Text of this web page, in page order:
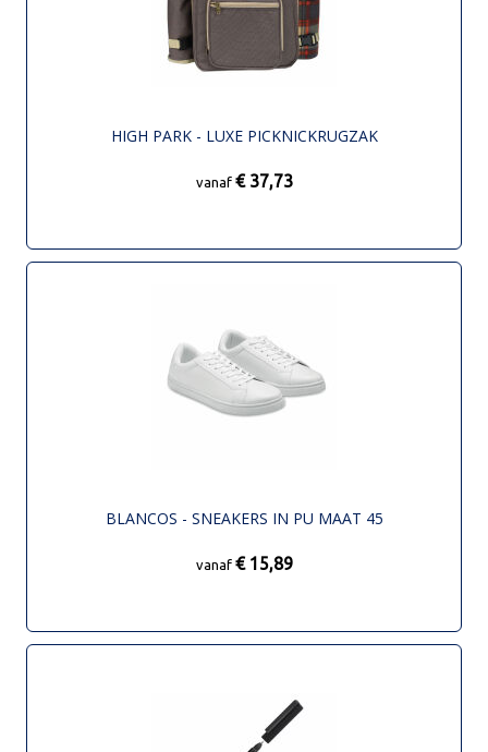
HIGH PARK - LUXE PICKNICKRUGZAK
vanaf € 37,73
BLANCOS - SNEAKERS IN PU MAAT 45
vanaf € 15,89